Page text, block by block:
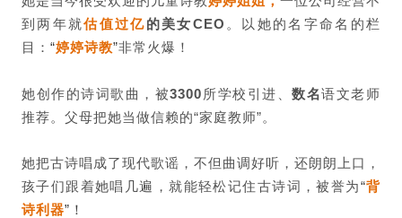
到两年就估值过亿的美女CEO 。 以她的名字命名的栏
目： “婷婷诗教”非常火爆！
她创作的诗词歌曲，被3300 所学校引进、数名语文老师
推荐。父母把她当做信赖的“家庭教师”。
她把古诗唱成了现代歌谣，不但曲调好听，还朗朗上口，
孩子们跟着她唱几遍，就能轻松记住古诗词，被誉为“背
诗利器”！